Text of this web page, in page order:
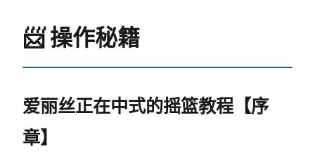
📨 操作秘籍
爱丽丝正在中式的摇篮教程【序
章】